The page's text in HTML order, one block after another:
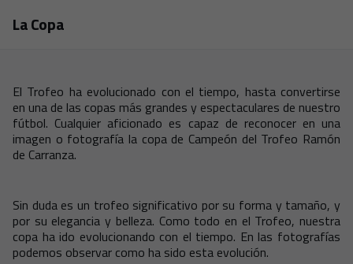
La Copa
El Trofeo ha evolucionado con el tiempo, hasta convertirse
en una de las copas más grandes y espectaculares de nuestro
fútbol. Cualquier aficionado es capaz de reconocer en una
imagen o fotografía la copa de Campeón del Trofeo Ramón
de Carranza.
Sin duda es un trofeo significativo por su forma y tamaño, y
por su elegancia y belleza. Como todo en el Trofeo, nuestra
copa ha ido evolucionando con el tiempo. En las fotografías
podemos observar como ha sido esta evolución.